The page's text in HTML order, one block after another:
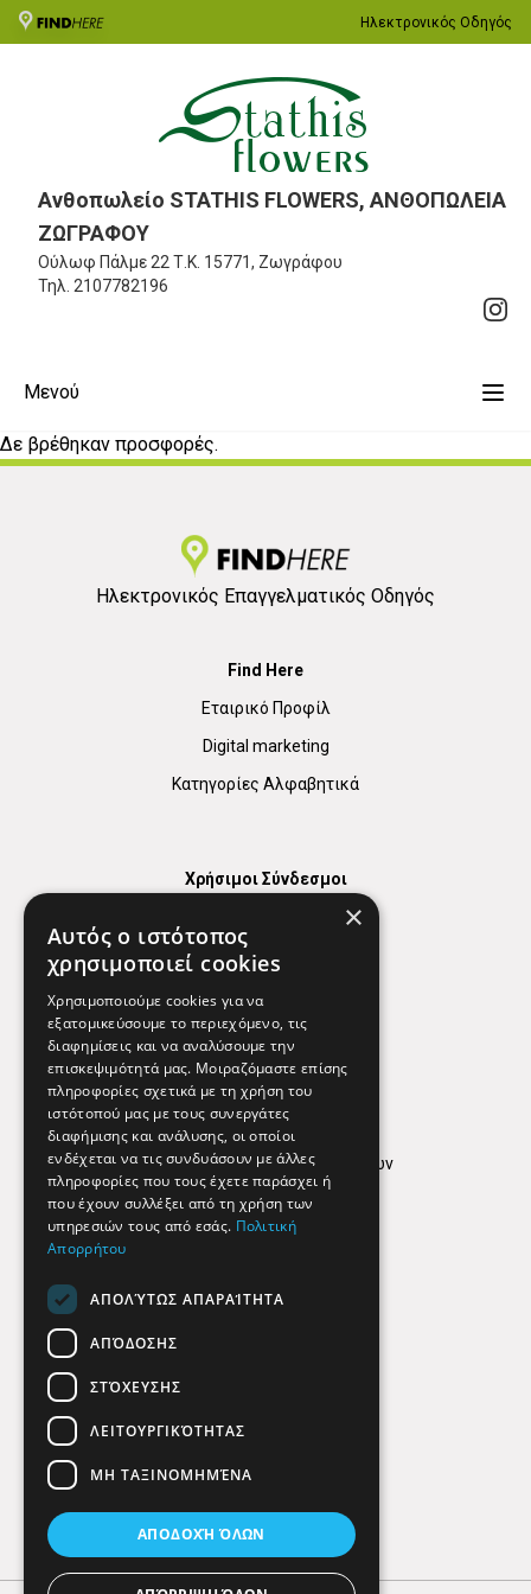
Ηλεκτρονικός Οδηγός
Ανθοπωλείο STATHIS FLOWERS, ΑΝΘΟΠΩΛΕΙΑ
ΖΩΓΡΑΦΟΥ
Ούλωφ Πάλμε 22 Τ.Κ. 15771, Ζωγράφου
Τηλ. 2107782196
Μενού
Δε βρέθηκαν προσφορές.
Ηλεκτρονικός Επαγγελματικός Οδηγός
Find Here
Εταιρικό Προφίλ
Digital marketing
Κατηγορίες Αλφαβητικά
Χρήσιμοι Σύνδεσμοι
Χρήσιμα Τηλέφωνα
Εφημερεύοντα Φαρμακεία
Απόρρητο
Όροι Χρήσης
Πολιτική προστασίας δεδομένων
Findhere
Social Media
×
Αυτός ο ιστότοπος
χρησιμοποιεί cookies
Χρησιμοποιούμε cookies για να
εξατομικεύσουμε το περιεχόμενο, τις
διαφημίσεις και να αναλύσουμε την
επισκεψιμότητά μας. Μοιραζόμαστε επίσης
πληροφορίες σχετικά με τη χρήση του
ιστότοπού μας με τους συνεργάτες
διαφήμισης και ανάλυσης, οι οποίοι
ενδέχεται να τις συνδυάσουν με άλλες
πληροφορίες που τους έχετε παράσχει ή
που έχουν συλλέξει από τη χρήση των
υπηρεσιών τους από εσάς. Πολιτική
Απορρήτου
ΑΠΟΛΎΤΩΣ ΑΠΑΡΑΊΤΗΤΑ
ΑΠΌΔΟΣΗΣ
ΣΤΌΧΕΥΣΗΣ
ΛΕΙΤΟΥΡΓΙΚΌΤΗΤΑΣ
ΜΗ ΤΑΞΙΝΟΜΗΜΈΝΑ
ΑΠΟΔΟΧΉ ΌΛΩΝ